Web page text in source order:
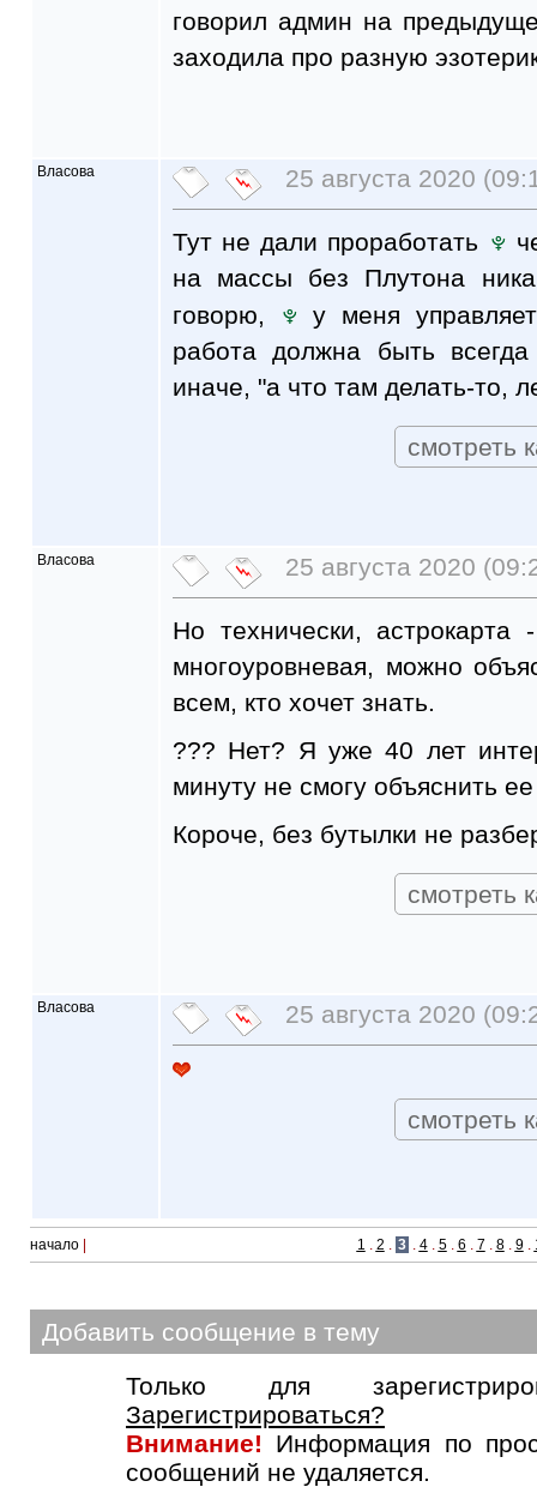
говорил админ на
заходила про разную
Власова 25 августа 2020
Тут не дали проработать
на массы без Плутона
говорю,
у меня
работа должна быть
иначе, "а что там делать-то,
смотреть
Власова 25 августа 2020
Но технически,
многоуровневая, можно
всем, кто хочет знать.
??? Нет? Я уже 40 лет
минуту не смогу объяснить
Короче, без бутылки не
смотреть
Власова 25 августа 2020
смотреть
начало 1 . 2 . 3 . 4 . 5 . 6 . 7 . 8 . 9 .
Добавить сообщение в тему
Только для
Зарегистрироваться?
Внимание! Информация по
сообщений не удаляется.